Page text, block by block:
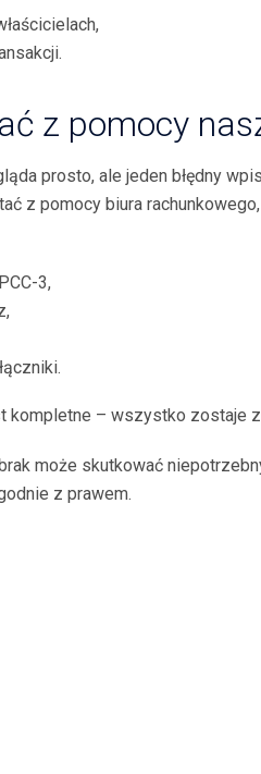
z pomocy
prosto, ale jeden błędny
z pomocy biura
3,
– wszystko zostaje
może skutkować
z prawem.